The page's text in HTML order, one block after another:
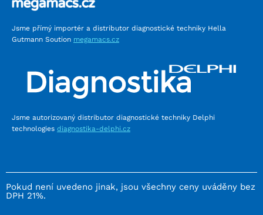
Jsme přímý importér a distributor diagnostické techniky Hella
Gutmann Soution megamacs.cz
Jsme autorizovaný distributor diagnostické techniky Delphi
technologies diagnostika-delphi.cz
Pokud není uvedeno jinak, jsou všechny ceny uváděny bez
DPH 21%.